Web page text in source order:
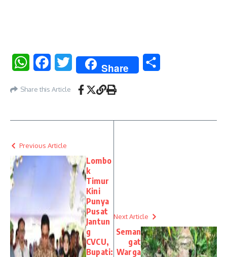
WhatsAppFacebookTwitter Share
Share this Article
Previous Article
Lombo
k
Timur
Kini
Punya
Pusat
Jantun
g
CVCU,
Bupati:
Next Article
Seman
gat
Warga